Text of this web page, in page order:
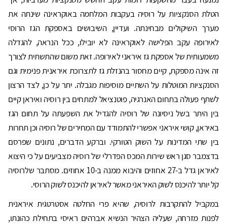
הטלת הסנקציות על רוסיה בעקבות המלחמה באוקראינה שינתה את
מערך השיקולים מבחינתה. ועדיין, השיבושים באספקת הגז הרוסי
לאירופה עקב הפלישה לאוקראינה לא יובילו, ככל הנראה, להגדלה
משמעותית של אספקת גז איראני לאירופה. זאת משום שהתשתית לצורך
זה אינה מספקת, קיים מחסור בהנזלת גז לתצרוכת איראנית פנימית וגם
הסנקציות המוטלות על השתיים מוסיפות מגבלה. יתר על כן, לצד הרצון
לשתף פעולה בתחום האנרגיה, פוטנציאל למתחים בין רוסיה ואיראן קיים
בין היתר בשל ניסיונה של רוסיה להגדיל את השפעתה על תחום הגז
באיראן, קושי איראני אפשרי להתמודד עם המחירים של רוסיה וכן תחרות
בין שתי המדינות על השוק הטורקי. וברקע הדברים, נתונים שפרסם
בדצמבר סגן ראש שירות המכס הפדרלי של רוסיה מצביעים על כי היצוא
לאיראן גדל ב-27 אחוזים והיבוא ממנה ב-10 אחוזים. מסתבר שלרוסיה
קל יותר להיכנס לשוק האיראני מאשר לאיראן להיכנס לשוק הרוסי.
במקביל להתקרבות לרוסיה, שהיא פרי החלטה אסטרטגית איראנית
לפנות מזרחה, שעליה הצהיר הנשיא אברהים ראיסי בתחילת כהונתו,